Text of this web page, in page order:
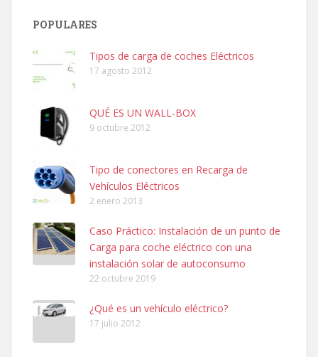
POPULARES
Tipos de carga de coches Eléctricos
17 agosto 2012
QUÉ ES UN WALL-BOX
9 octubre 2012
Tipo de conectores en Recarga de
Vehículos Eléctricos
2 enero 2013
Caso Práctico: Instalación de un punto de
Carga para coche eléctrico con una
instalación solar de autoconsumo
22 octubre 2019
¿Qué es un vehículo eléctrico?
17 julio 2012